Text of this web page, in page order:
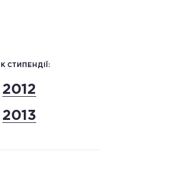
СТИПЕНДІЇ:
2012
2013